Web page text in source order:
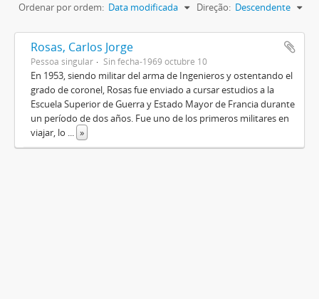
Ordenar por ordem: Data modificada Direção: Descendente
Rosas, Carlos Jorge
Pessoa singular Sin fecha-1969 octubre 10
En 1953, siendo militar del arma de Ingenieros y ostentando el
grado de coronel, Rosas fue enviado a cursar estudios a la
Escuela Superior de Guerra y Estado Mayor de Francia durante
un período de dos años. Fue uno de los primeros militares en
viajar, lo ... »